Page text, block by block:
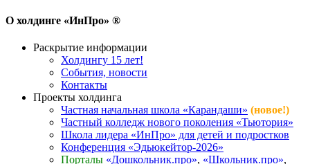
О холдинге «ИнПро» ®
Раскрытие информации
Холдингу 15 лет!
События, новости
Контакты
Проекты холдинга
Частная начальная школа «Карандаши» (новое!)
Частный колледж нового поколения «Тьютория»
Школа лидера «ИнПро» для детей и подростков
Конференция «Эдьюкейтор-2026»
Порталы «Дошкольник.про», «Школьник.про»,